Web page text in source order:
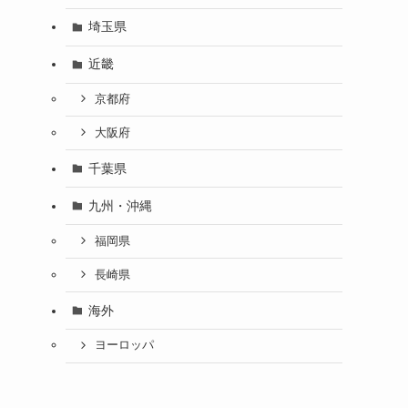
埼玉県
近畿
京都府
大阪府
千葉県
九州・沖縄
福岡県
長崎県
海外
ヨーロッパ